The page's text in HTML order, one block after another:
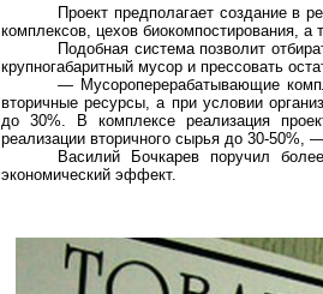
Проект предполагает создание в
комплексов, цехов биокомпостирования, а
Подобная система позволит
крупногабаритный мусор и прессовать
— Мусороперерабатывающие
вторичные ресурсы, а при условии
до 30%. В комплексе реализация
реализации вторичного сырья до 30-50%,
Василий Бочкарев поручил
экономический эффект.